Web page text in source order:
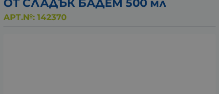
ОТ СЛАДЪК БАДЕМ 500 мл
АРТ.№: 142370